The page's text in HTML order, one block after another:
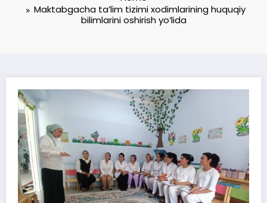
Maktabgacha ta’lim tizimi xodimlarining huquqiy
bilimlarini oshirish yo‘lida